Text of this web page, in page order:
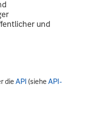
und
dieAPI (sieheAPI-